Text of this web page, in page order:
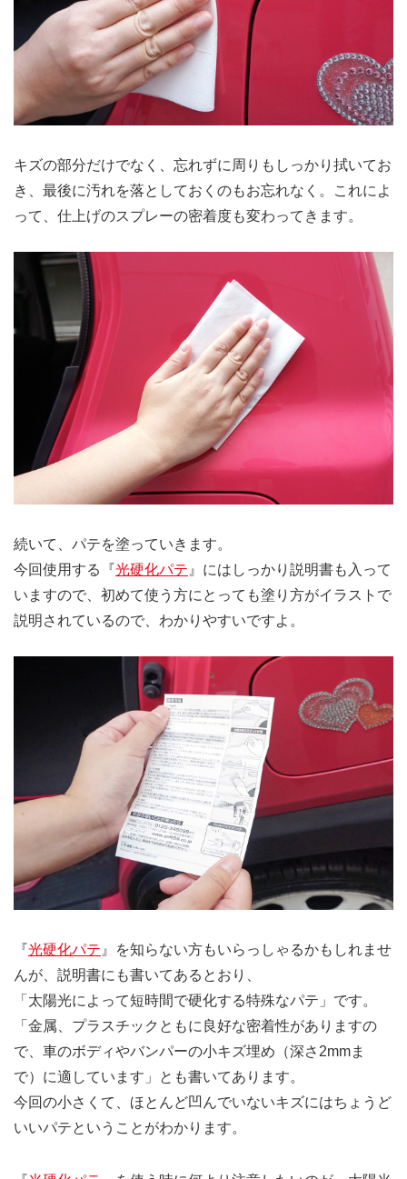
キズの部分だけでなく、忘れずに周りもしっかり拭いてお
き、最後に汚れを落としておくのもお忘れなく。これによ
って、仕上げのスプレーの密着度も変わってきます。
続いて、パテを塗っていきます。
今回使用する『光硬化パテ 』にはしっかり説明書も入って
いますので、初めて使う方にとっても塗り方がイラストで
説明されているので、わかりやすいですよ。
『光硬化パテ 』を知らない方もいらっしゃるかもしれませ
んが、説明書にも書いてあるとおり、
「太陽光によって短時間で硬化する特殊なパテ」です。
「金属、プラスチックともに良好な密着性がありますの
で、車のボディやバンパーの小キズ埋め（深さ2mmま
で）に適しています」とも書いてあります。
今回の小さくて、ほとんど凹んでいないキズにはちょうど
いいパテということがわかります。